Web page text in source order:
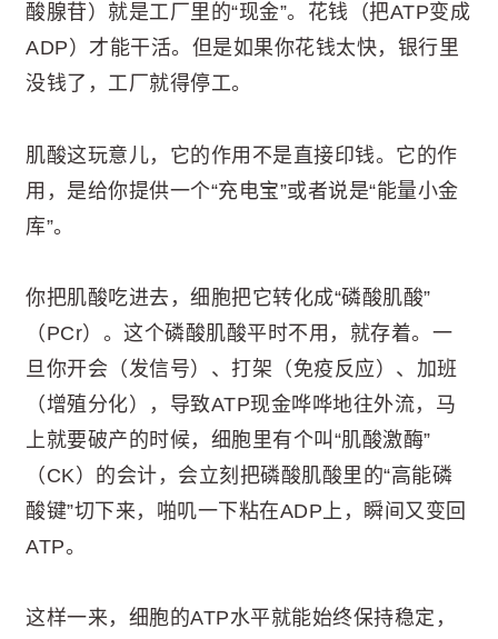
酸腺苷）就是工厂里的“现金”。花钱（把ATP变成
ADP）才能干活。但是如果你花钱太快，银行里
没钱了，工厂就得停工。
肌酸这玩意儿，它的作用不是直接印钱。它的作
用，是给你提供一个“充电宝”或者说是“能量小金
库”。
你把肌酸吃进去，细胞把它转化成“磷酸肌酸”
（PCr）。这个磷酸肌酸平时不用，就存着。一
旦你开会（发信号）、打架（免疫反应）、加班
（增殖分化），导致ATP现金哗哗地往外流，马
上就要破产的时候，细胞里有个叫“肌酸激酶”
（CK）的会计，会立刻把磷酸肌酸里的“高能磷
酸键”切下来，啪叽一下粘在ADP上，瞬间又变回
ATP。
这样一来，细胞的ATP水平就能始终保持稳定，